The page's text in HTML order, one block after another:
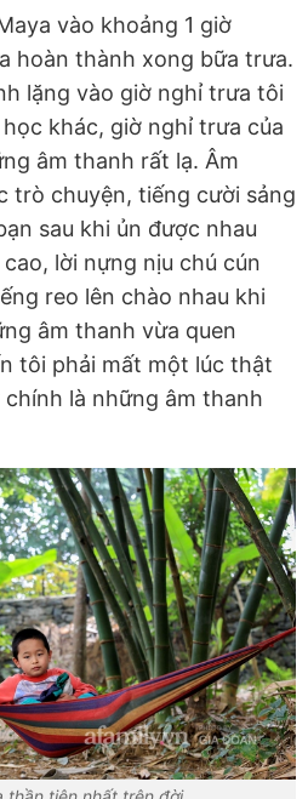
vào khoảng 1 giờ
hoàn thành xong bữa trưa.
lặng vào giờ nghỉ trưa tôi
khác, giờ nghỉ trưa của
âm thanh rất lạ. Âm
trò chuyện, tiếng cười sảng
sau khi ủn được nhau
lời nựng nịu chú cún
reo lên chào nhau khi
âm thanh vừa quen
tôi phải mất một lúc thật
chính là những âm thanh